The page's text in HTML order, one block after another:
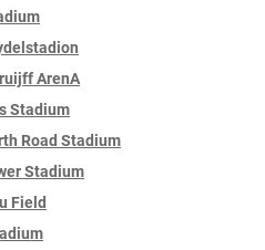
ArenA
Stadium
Road Stadium
Stadium
Field